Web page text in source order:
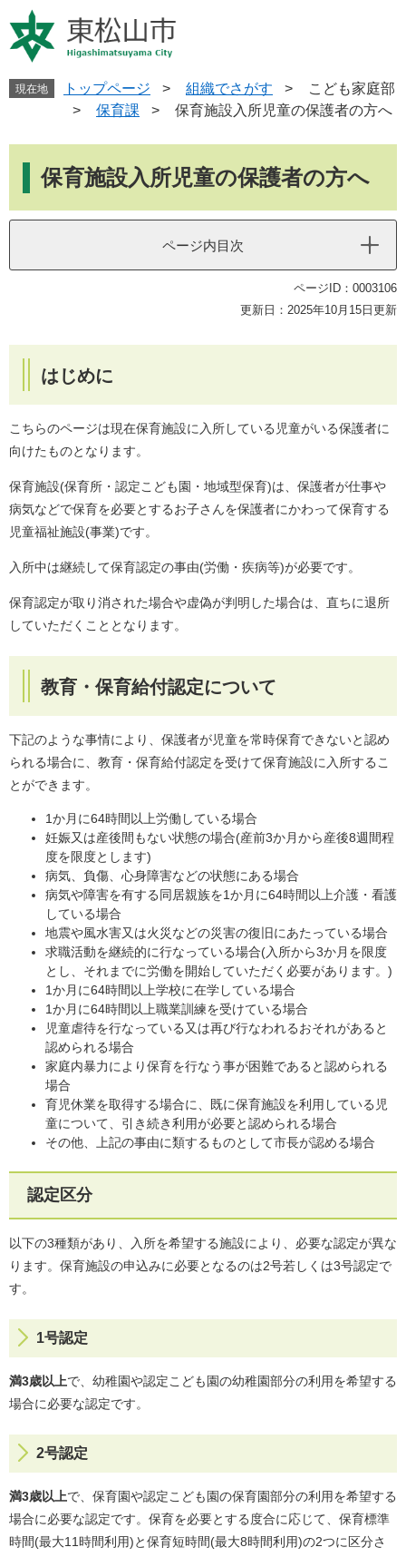
ー
ジ
す
ニ
ュ
し
へ
現在地 トップページ > 組織でさがす >
こども家庭部
>
保育課 > 保育施設入所児童の保護者の方へ
保育施設入所児童の保護者の方へ
ページ内目次
ページID：0003106
更新日：2025年10月15日更新
はじめに
こちらのページは現在保育施設に入所している児童がいる保護者に
向けたものとなります。
保育施設(保育所・認定こども園・地域型保育)は、保護者が仕事や
病気などで保育を必要とするお子さんを保護者にかわって保育する
児童福祉施設(事業)です。
入所中は継続して保育認定の事由(労働・疾病等)が必要です。
保育認定が取り消された場合や虚偽が判明した場合は、直ちに退所
していただくこととなります。
教育・保育給付認定について
下記のような事情により、保護者が児童を常時保育できないと認め
られる場合に、教育・保育給付認定を受けて保育施設に入所するこ
とができます。
1か月に64時間以上労働している場合
妊娠又は産後間もない状態の場合(産前3か月から産後8週間程
度を限度とします)
病気、負傷、心身障害などの状態にある場合
病気や障害を有する同居親族を1か月に64時間以上介護・看護
している場合
地震や風水害又は火災などの災害の復旧にあたっている場合
求職活動を継続的に行なっている場合(入所から3か月を限度
とし、それまでに労働を開始していただく必要があります。)
1か月に64時間以上学校に在学している場合
1か月に64時間以上職業訓練を受けている場合
児童虐待を行なっている又は再び行なわれるおそれがあると
認められる場合
家庭内暴力により保育を行なう事が困難であると認められる
場合
育児休業を取得する場合に、既に保育施設を利用している児
童について、引き続き利用が必要と認められる場合
その他、上記の事由に類するものとして市長が認める場合
認定区分
以下の3種類があり、入所を希望する施設により、必要な認定が異な
ります。保育施設の申込みに必要となるのは2号若しくは3号認定で
す。
1号認定
満3歳以上で、幼稚園や認定こども園の幼稚園部分の利用を希望する
場合に必要な認定です。
2号認定
満3歳以上で、保育園や認定こども園の保育園部分の利用を希望する
場合に必要な認定です。保育を必要とする度合に応じて、保育標準
時間(最大11時間利用)と保育短時間(最大8時間利用)の2つに区分さ